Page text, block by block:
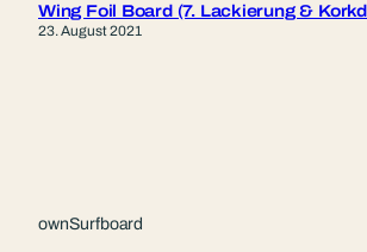
Wing Foil Board (7. Lackierung &
23. August 2021
ownSurfboard